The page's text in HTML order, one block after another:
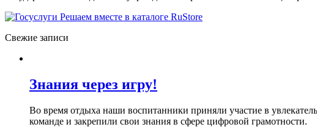
Свежие записи
Знания через игру!
Во время отдыха наши воспитанники приняли участие в
команде и закрепили свои знания в сфере цифровой грамотности.